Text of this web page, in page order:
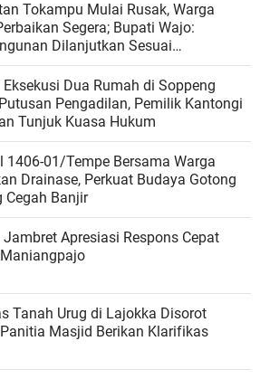
Tokampu Mulai Rusak, Warga
Segera; Bupati Wajo:
Dilanjutkan Sesuai
Anggaran
Eksekusi Dua Rumah di Soppeng
Pengadilan, Pemilik Kantongi
Tunjuk Kuasa Hukum
1406-01/Tempe Bersama Warga
Drainase, Perkuat Budaya Gotong
Cegah Banjir
Jambret Apresiasi Respons Cepat
Tanah Urug di Lajokka Disorot
Panitia Masjid Berikan Klarifikas